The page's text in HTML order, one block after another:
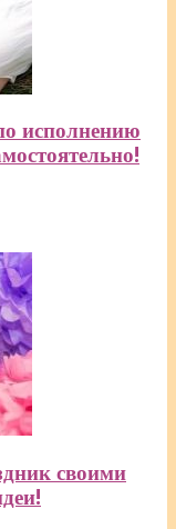
исполнению
своими